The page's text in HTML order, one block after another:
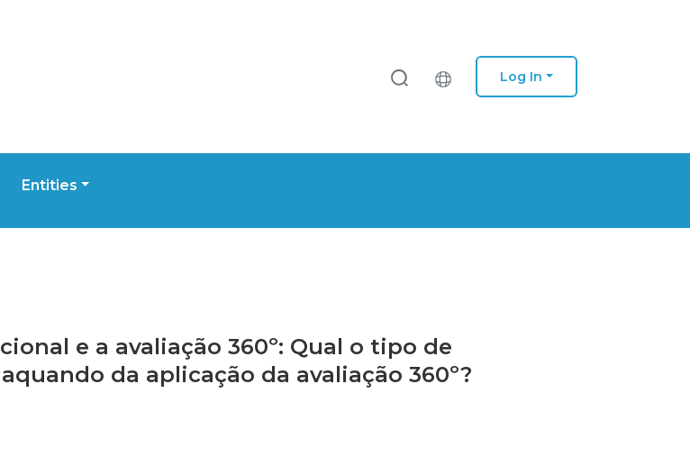
Log In
Entities
e a avaliação 360º: Qual o tipo de
da aplicação da avaliação 360º?